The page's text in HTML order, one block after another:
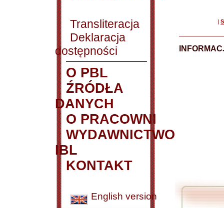
Transliteracja
Deklaracja
dostępności
O PBL
ŹRÓDŁA
DANYCH
O PRACOWNI
WYDAWNICTWO
IBL
KONTAKT
English version
|